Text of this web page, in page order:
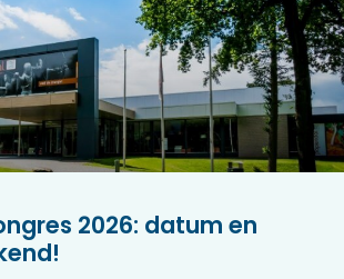
2026: datum en